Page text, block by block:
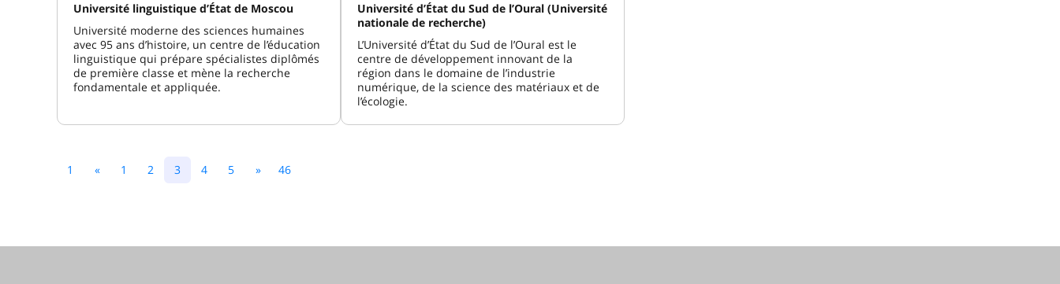
Université linguistique d’État de Moscou
Université moderne des sciences humaines
avec 95 ans d’histoire, un centre de l’éducation
linguistique qui prépare spécialistes diplômés
de première classe et mène la recherche
fondamentale et appliquée.
Université d’État du Sud de l’Oural (Université
nationale de recherche)
L’Université d’État du Sud de l’Oural est le
centre de développement innovant de la
région dans le domaine de l’industrie
numérique, de la science des matériaux et de
l’écologie.
1 « 1 2 3 4 5 » 46